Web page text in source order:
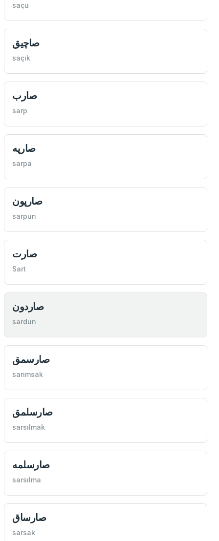
saçu
صاچيق
saçık
صارب
sarp
صارپه
sarpa
صارپون
sarpun
صارت
Sart
صاردون
sardun
صارسمق
sarımsak
صارسلمق
sarsılmak
صارسلمه
sarsılma
صارساق
sarsak